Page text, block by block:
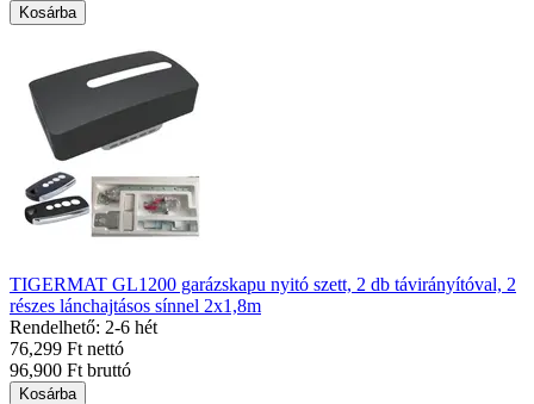
Kosárba
TIGERMAT GL1200 garázskapu nyitó szett, 2 db távirányítóval, 2
részes lánchajtásos sínnel 2x1,8m
Rendelhető: 2-6 hét
76,299 Ft nettó
96,900 Ft bruttó
Kosárba